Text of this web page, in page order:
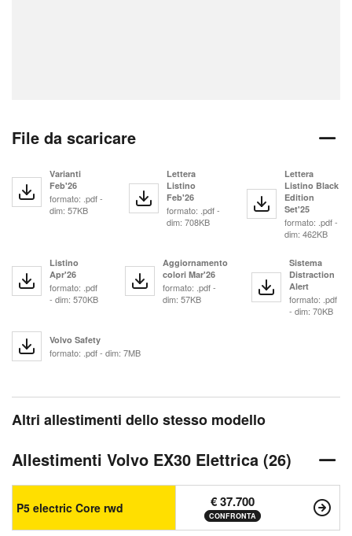
File da scaricare
Varianti
Feb'26
formato: .pdf -
dim: 57KB
Lettera
Listino
Feb'26
formato: .pdf -
dim: 708KB
Lettera
Listino Black
Edition
Set'25
formato: .pdf -
dim: 462KB
Listino
Apr'26
formato: .pdf
- dim: 570KB
Aggiornamento
colori Mar'26
formato: .pdf -
dim: 57KB
Sistema
Distraction
Alert
formato: .pdf
- dim: 70KB
Volvo Safety
formato: .pdf - dim: 7MB
Altri allestimenti dello stesso modello
Allestimenti Volvo EX30 Elettrica (26)
P5 electric Core rwd € 37.700
CONFRONTA